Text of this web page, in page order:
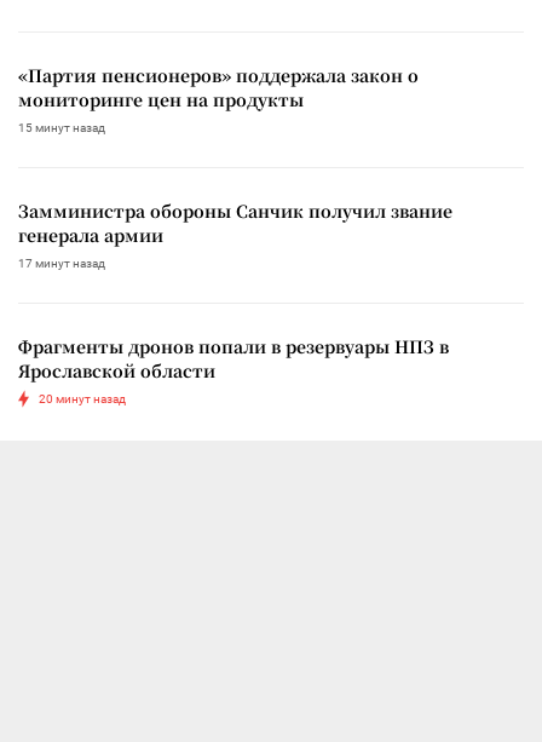
«Партия пенсионеров» поддержала закон о
мониторинге цен на продукты
15 минут назад
Замминистра обороны Санчик получил звание
генерала армии
17 минут назад
Фрагменты дронов попали в резервуары НПЗ в
Ярославской области
20 минут назад